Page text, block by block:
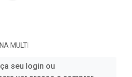
MULTI
seu login ou